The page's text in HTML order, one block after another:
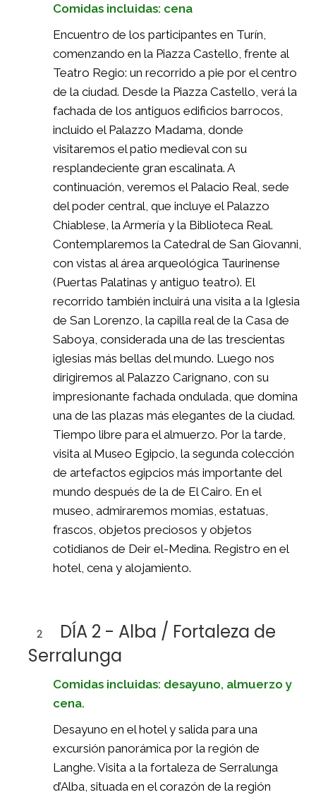
Comidas incluidas: cena
Encuentro de los participantes en Turín,
comenzando en la Piazza Castello, frente al
Teatro Regio: un recorrido a pie por el centro
de la ciudad. Desde la Piazza Castello, verá la
fachada de los antiguos edificios barrocos,
incluido el Palazzo Madama, donde
visitaremos el patio medieval con su
resplandeciente gran escalinata. A
continuación, veremos el Palacio Real, sede
del poder central, que incluye el Palazzo
Chiablese, la Armería y la Biblioteca Real.
Contemplaremos la Catedral de San Giovanni,
con vistas al área arqueológica Taurinense
(Puertas Palatinas y antiguo teatro). El
recorrido también incluirá una visita a la Iglesia
de San Lorenzo, la capilla real de la Casa de
Saboya, considerada una de las trescientas
iglesias más bellas del mundo. Luego nos
dirigiremos al Palazzo Carignano, con su
impresionante fachada ondulada, que domina
una de las plazas más elegantes de la ciudad.
Tiempo libre para el almuerzo. Por la tarde,
visita al Museo Egipcio, la segunda colección
de artefactos egipcios más importante del
mundo después de la de El Cairo. En el
museo, admiraremos momias, estatuas,
frascos, objetos preciosos y objetos
cotidianos de Deir el-Medina. Registro en el
hotel, cena y alojamiento.
2
DÍA 2 - Alba / Fortaleza de
Serralunga
Comidas incluidas: desayuno, almuerzo y
cena.
Desayuno en el hotel y salida para una
excursión panorámica por la región de
Langhe. Visita a la fortaleza de Serralunga
d’Alba, situada en el corazón de la región